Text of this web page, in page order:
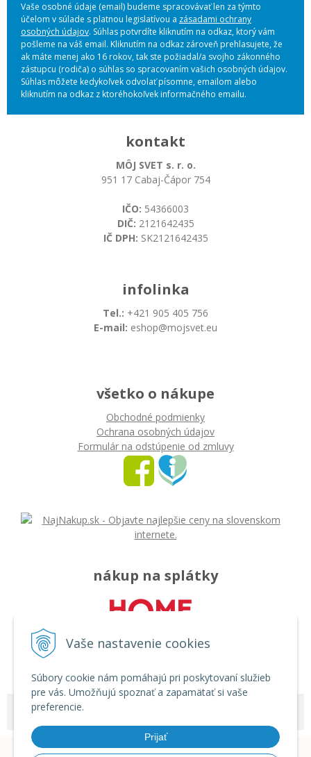
Vaše nastavenie cookies
Súbory cookie nám pomáhajú pri poskytovaní služieb
pre vás. Umožňujú spoznať a zapamätať si vaše
preferencie.
Prijať
Vaše osobné údaje (email) budeme spracovávať len za týmto
účelom v súlade s platnou legislatívou a zásadami ochrany
osobných údajov. Súhlas potvrdíte kliknutím na odkaz, ktorý vám
pošleme na váš email. Kliknutím na odkaz zároveň prehlasujete, že
ak máte menej ako 16 rokov, tak ste požiadal/a svojho zákonného
zástupcu (rodiča) o súhlas so spracovaním vašich osobných údajov.
Súhlas môžete kedykoľvek odvolať písomne, emailom alebo
kliknutím na odkaz z ktoréhokoľvek informačného emailu.
kontakt
MÔJ SVET s. r. o.
951 17 Cabaj-Čápor 754
IČO: 54366003
DIČ: 2121642435
IČ DPH: SK2121642435
infolinka
Tel.: +421 905 405 756
E-mail: eshop@mojsvet.eu
všetko o nákupe
Obchodné podmienky
Ochrana osobných údajov
Formulár na odstúpenie od zmluvy
nákup na splátky
© 2026 Môj svet - rozličný tovar •